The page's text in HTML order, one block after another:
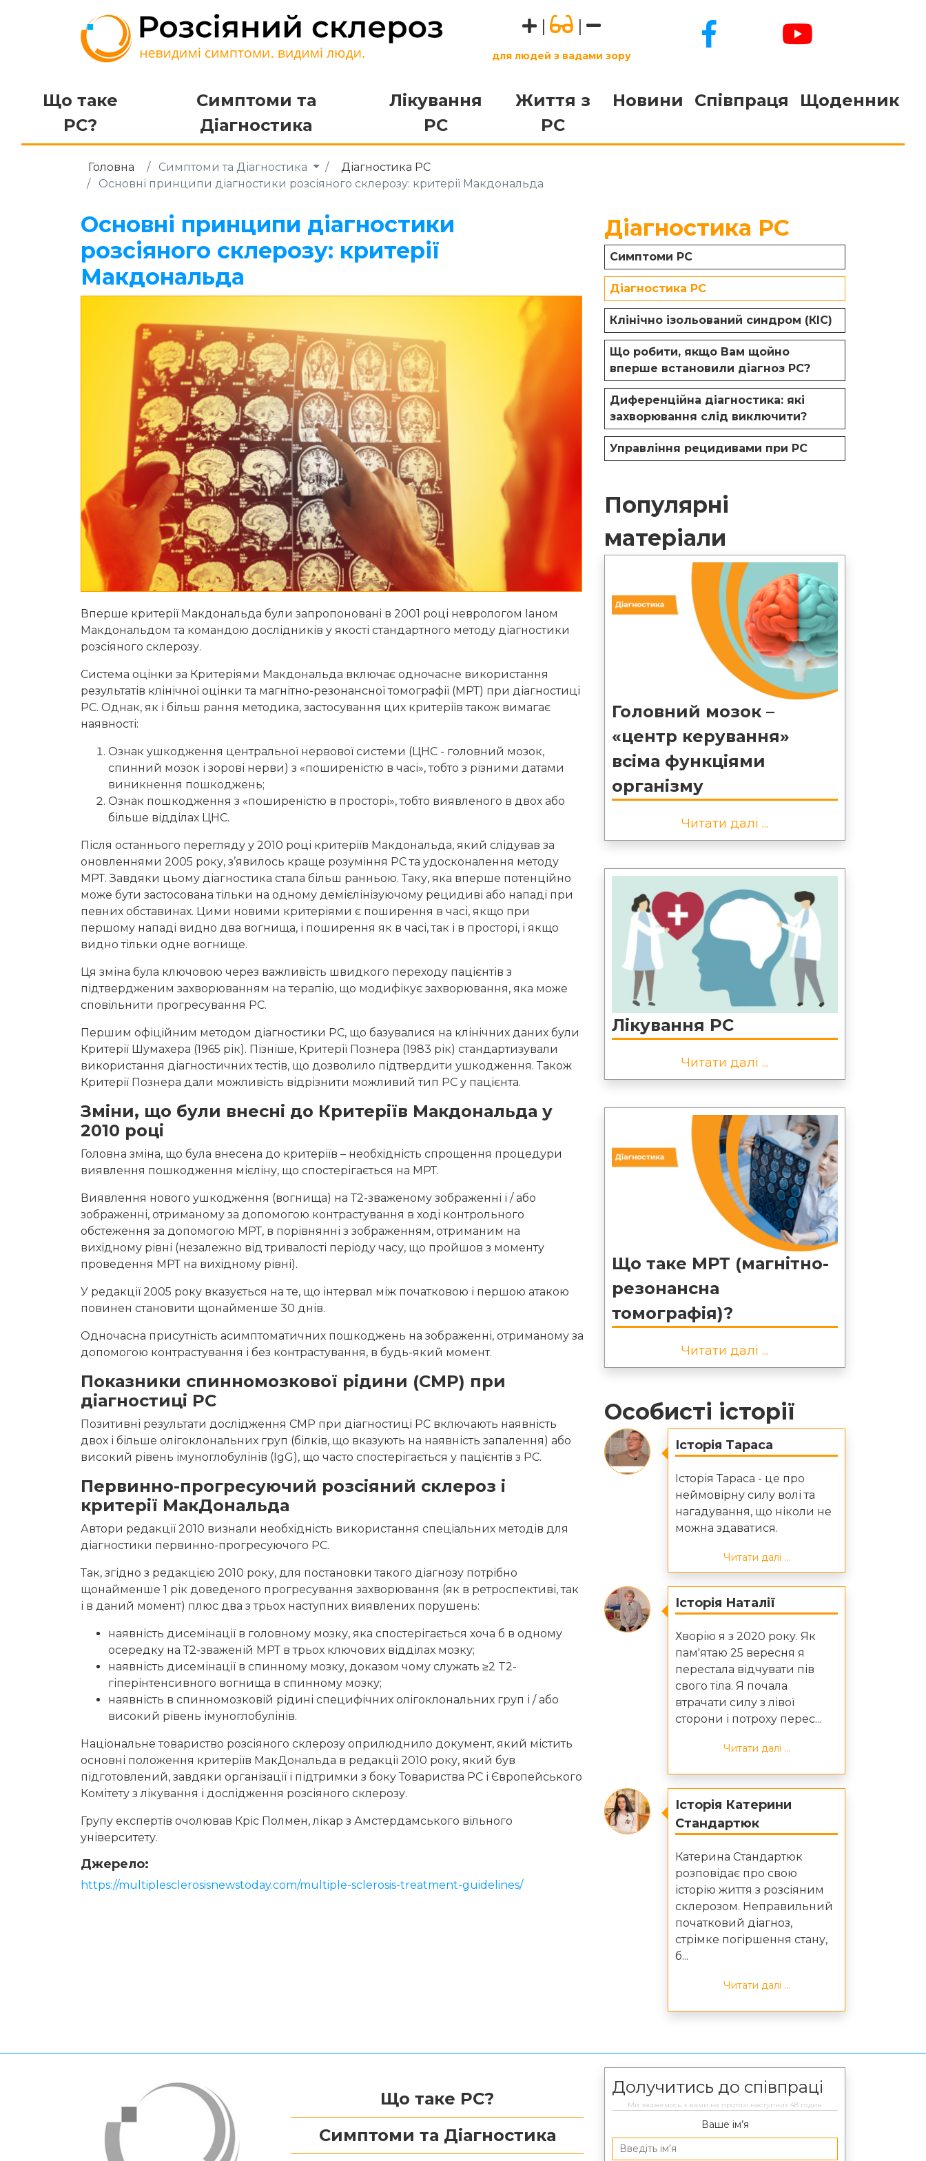
| |
для людей з вадами зору
Що таке
РС?
Симптоми та
Діагностика
Лікування
РС
Життя з
РС
Новини Співпраця Щоденник
Головна Симптоми та Діагностика
Діагностика РС
Основні принципи діагностики розсіяного склерозу: критерії Макдональда
Основні принципи діагностики
розсіяного склерозу: критерії
Макдональда
Вперше критерії Макдональда були запропоновані в 2001 році неврологом Іаном
Макдональдом та командою дослідників у якості стандартного методу діагностики
розсіяного склерозу.
Система оцінки за Критеріями Макдональда включає одночасне використання
результатів клінічної оцінки та магнітно-резонансної томографії (МРТ) при діагностиці
РС. Однак, як і більш рання методика, застосування цих критеріїв також вимагає
наявності:
Ознак ушкодження центральної нервової системи (ЦНС - головний мозок,
спинний мозок і зорові нерви) з «поширеністю в часі», тобто з різними датами
виникнення пошкоджень;
Ознак пошкодження з «поширеністю в просторі», тобто виявленого в двох або
більше відділах ЦНС.
Після останнього перегляду у 2010 році критеріїв Макдональда, який слідував за
оновленнями 2005 року, з’явилось краще розуміння РС та удосконалення методу
МРТ. Завдяки цьому діагностика стала більш ранньою. Таку, яка вперше потенційно
може бути застосована тільки на одному демієлінізуючому рецидиві або нападі при
певних обставинах. Цими новими критеріями є поширення в часі, якщо при
першому нападі видно два вогнища, і поширення як в часі, так і в просторі, і якщо
видно тільки одне вогнище.
Ця зміна була ключовою через важливість швидкого переходу пацієнтів з
підтвердженим захворюванням на терапію, що модифікує захворювання, яка може
сповільнити прогресування РС.
Першим офіційним методом діагностики РС, що базувалися на клінічних даних були
Критерії Шумахера (1965 рік). Пізніше, Критерії Познера (1983 рік) стандартизували
використання діагностичних тестів, що дозволило підтвердити ушкодження. Також
Критерії Познера дали можливість відрізнити можливий тип РС у пацієнта.
Зміни, що були внесні до Критеріїв Макдональда у
2010 році
Головна зміна, що була внесена до критеріїв – необхідність спрощення процедури
виявлення пошкодження мієліну, що спостерігається на МРТ.
Виявлення нового ушкодження (вогнища) на Т2-зваженому зображенні і / або
зображенні, отриманому за допомогою контрастування в ході контрольного
обстеження за допомогою МРТ, в порівнянні з зображенням, отриманим на
вихідному рівні (незалежно від тривалості періоду часу, що пройшов з моменту
проведення МРТ на вихідному рівні).
У редакції 2005 року вказується на те, що інтервал між початковою і першою атакою
повинен становити щонайменше 30 днів.
Одночасна присутність асимптоматичних пошкоджень на зображенні, отриманому за
допомогою контрастування і без контрастування, в будь-який момент.
Показники спинномозкової рідини (СМР) при
діагностиці РС
Позитивні результати дослідження СМР при діагностиці РС включають наявність
двох і більше олігоклональних груп (білків, що вказують на наявність запалення) або
високий рівень імуноглобулінів (IgG), що часто спостерігається у пацієнтів з РС.
Первинно-прогресуючий розсіяний склероз і
критерії МакДональда
Автори редакції 2010 визнали необхідність використання спеціальних методів для
діагностики первинно-прогресуючого РС.
Так, згідно з редакцією 2010 року, для постановки такого діагнозу потрібно
щонайменше 1 рік доведеного прогресування захворювання (як в ретроспективі, так
і в даний момент) плюс два з трьох наступних виявлених порушень:
наявність дисемінації в головному мозку, яка спостерігається хоча б в одному
осередку на Т2-зваженій МРТ в трьох ключових відділах мозку;
наявність дисемінації в спинному мозку, доказом чому служать ≥2 T2-
гіперінтенсивного вогнища в спинному мозку;
наявність в спинномозковій рідині специфічних олігоклональних груп і / або
високий рівень імуноглобулінів.
Національне товариство розсіяного склерозу оприлюднило документ, який містить
основні положення критеріїв МакДональда в редакції 2010 року, який був
підготовлений, завдяки організації і підтримки з боку Товариства РС і Європейського
Комітету з лікування і дослідження розсіяного склерозу.
Групу експертів очолював Кріс Полмен, лікар з Амстердамського вільного
університету.
Джерело:
https://multiplesclerosisnewstoday.com/multiple-sclerosis-treatment-guidelines/
Діагностика РС
Симптоми РС
Діагностика РС
Клінічно ізольований синдром (КІС)
Що робити, якщо Вам щойно
вперше встановили діагноз РС?
Диференційна діагностика: які
захворювання слід виключити?
Управління рецидивами при РС
Популярні
матеріали
Головний мозок –
«центр керування»
всіма функціями
організму
Читати далі ...
Лікування РС
Читати далі ...
Що таке МРТ (магнітно-
резонансна
томографія)?
Читати далі ...
Особисті історії
Історія Тараса
Історія Тараса - це про
неймовірну силу волі та
нагадування, що ніколи не
можна здаватися.
Читати далі ...
Історія Наталії
Хворію я з 2020 року. Як
пам'ятаю 25 вересня я
перестала відчувати пів
свого тіла. Я почала
втрачати силу з лівої
сторони і потроху перес...
Читати далі ...
Історія Катерини
Стандартюк
Катерина Стандартюк
розповідає про свою
історію життя з розсіяним
склерозом. Неправильний
початковий діагноз,
стрімке погіршення стану,
б...
Читати далі ...
Що таке РС?
Симптоми та Діагностика
Долучитись до співпраці
Ми звяжемось з вами на протязі наступних 48 годин
Ваше ім’я